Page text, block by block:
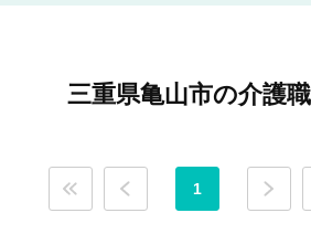
三重県亀山市の介護
1